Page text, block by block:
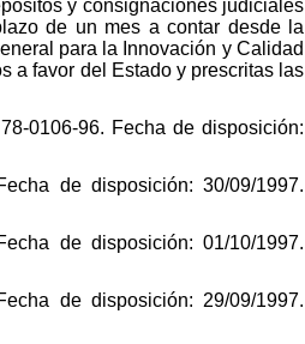
y consignaciones judiciales
de un mes a contar desde la
para la Innovación y Calidad
a favor del Estado y prescritas las
0106-96. Fecha de disposición:
de disposición: 30/09/1997.
de disposición: 01/10/1997.
de disposición: 29/09/1997.